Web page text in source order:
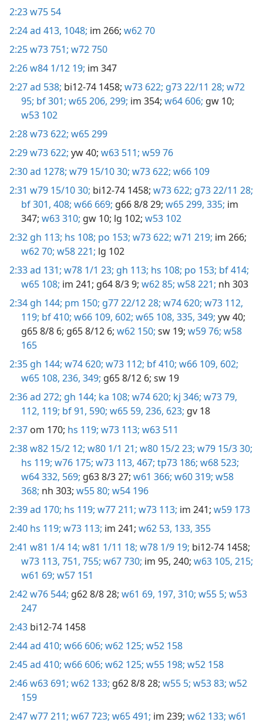
2:23w75 54
2:24ad 413, 1048; im 266; w62 70
2:25w73 751; w72 750
2:26w84 1/12 19; im 347
2:27ad 538; bi12-74 1458; w73 622; g73 22/11 28; w72
95; bf 301; w65 206, 299; im 354; w64 606; gw 10;
w53 102
2:28w73 622; w65 299
2:29w73 622; yw 40; w63 511; w59 76
2:30ad 1278; w79 15/10 30; w73 622; w66 109
2:31 w79 15/10 30; bi12-74 1458; w73 622; g73 22/11 28;
bf 301, 408; w66 669; g66 8/8 29; w65 299, 335; im
347; w63 310; gw 10; lg 102; w53 102
2:32 gh 113; hs 108; po 153; w73 622; w71 219; im 266;
w62 70; w58 221; lg 102
2:33ad 131; w78 1/1 23; gh 113; hs 108; po 153; bf 414;
w65 108; im 241; g64 8/3 9; w62 85; w58 221; nh 303
2:34 gh 144; pm 150; g77 22/12 28; w74 620; w73 112,
119; bf 410; w66 109, 602; w65 108, 335, 349; yw 40;
g65 8/8 6; g65 8/12 6; w62 150; sw 19; w59 76; w58
165
2:35 gh 144; w74 620; w73 112; bf 410; w66 109, 602;
w65 108, 236, 349; g65 8/12 6; sw 19
2:36ad 272; gh 144; ka 108; w74 620; kj 346; w73 79,
112, 119; bf 91, 590; w65 59, 236, 623; gv 18
2:37 om 170; hs 119; w73 113; w63 511
2:38w82 15/2 12; w80 1/1 21; w80 15/2 23; w79 15/3 30;
hs 119; w76 175; w73 113, 467; tp73 186; w68 523;
w64 332, 569; g63 8/3 27; w61 366; w60 319; w58
368; nh 303; w55 80; w54 196
2:39ad 170; hs 119; w77 211; w73 113; im 241; w59 173
2:40 hs 119; w73 113; im 241; w62 53, 133, 355
2:41 w81 1/4 14; w81 1/11 18; w78 1/9 19; bi12-74 1458;
w73 113, 751, 755; w67 730; im 95, 240; w63 105, 215;
w61 69; w57 151
2:42w76 544; g62 8/8 28; w61 69, 197, 310; w55 5; w53
247
2:43 bi12-74 1458
2:44ad 410; w66 606; w62 125; w52 158
2:45ad 410; w66 606; w62 125; w55 198; w52 158
2:46w63 691; w62 133; g62 8/8 28; w55 5; w53 83; w52
159
2:47w77 211; w67 723; w65 491; im 239; w62 133; w61